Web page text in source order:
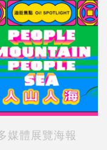
媒體展覽海報